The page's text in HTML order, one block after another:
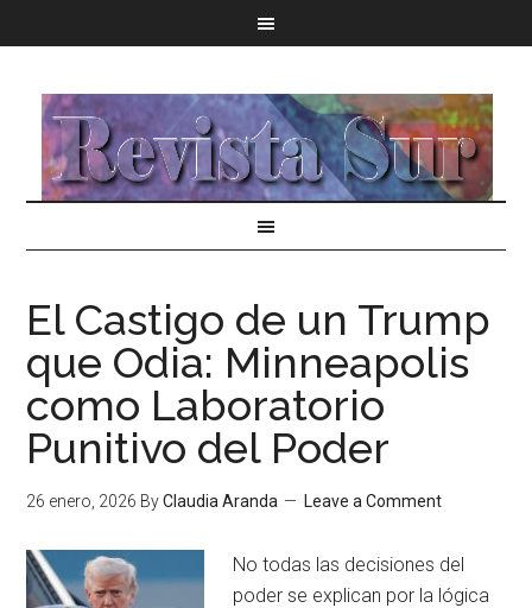
El Castigo de un Trump
que Odia: Minneapolis
como Laboratorio
Punitivo del Poder
26 enero, 2026 ByClaudia Aranda Leave a Comment
No todas las decisiones del
poder se explican por la lógica